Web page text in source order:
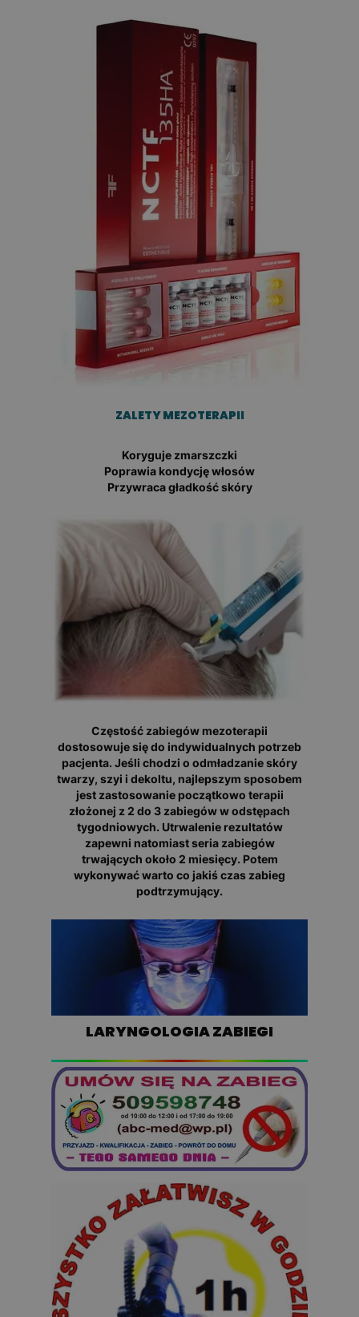
ZALETY MEZOTERAPII
Koryguje zmarszczki
Poprawia kondycję włosów
Przywraca gładkość skóry
Częstość zabiegów mezoterapii
dostosowuje się do indywidualnych potrzeb
pacjenta. Jeśli chodzi o odmładzanie skóry
twarzy, szyi i dekoltu, najlepszym sposobem
jest zastosowanie początkowo terapii
złożonej z 2 do 3 zabiegów w odstępach
tygodniowych. Utrwalenie rezultatów
zapewni natomiast seria zabiegów
trwających około 2 miesięcy. Potem
wykonywać warto co jakiś czas zabieg
podtrzymujący.
LARYNGOLOGIA ZABIEGI